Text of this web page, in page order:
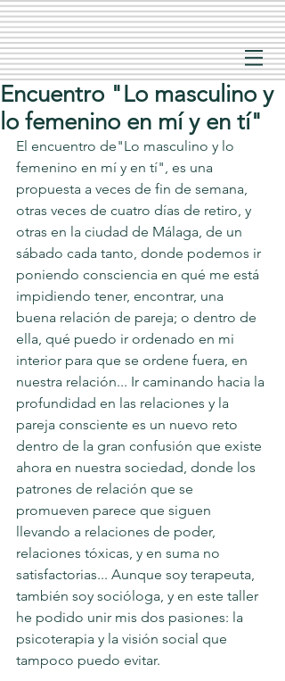
Encuentro "Lo masculino y
lo femenino en mí y en tí"
El encuentro de"Lo masculino y lo
femenino en mí y en tí", es una
propuesta a veces de fin de semana,
otras veces de cuatro días de retiro, y
otras en la ciudad de Málaga, de un
sábado cada tanto, donde podemos ir
poniendo consciencia en qué me está
impidiendo tener, encontrar, una
buena relación de pareja; o dentro de
ella, qué puedo ir ordenado en mi
interior para que se ordene fuera, en
nuestra relación... Ir caminando hacia la
profundidad en las relaciones y la
pareja consciente es un nuevo reto
dentro de la gran confusión que existe
ahora en nuestra sociedad, donde los
patrones de relación que se
promueven parece que siguen
llevando a relaciones de poder,
relaciones tóxicas, y en suma no
satisfactorias... Aunque soy terapeuta,
también soy socióloga, y en este taller
he podido unir mis dos pasiones: la
psicoterapia y la visión social que
tampoco puedo evitar.